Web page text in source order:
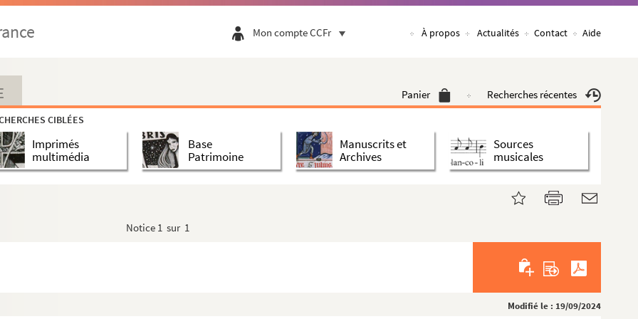
Mon compte CCFr À propos Actualités Contact Aide
Panier Recherches récentes
CIBLÉES
Imprimés
multimédia
Base
Patrimoine
Manuscrits et
Archives
Sources
musicales
Notice 1 sur 1
Modifié le : 19/09/2024
et Emmanuel Roettlin, poursuivant les dr...
et des quatre Bataillons de la Garde na...
de ses biens sis à Niederentzen, 1685
III, comte de Ribeaupierre
Rapport d'Antoine Munck, bailli se...
Bâle, 1561